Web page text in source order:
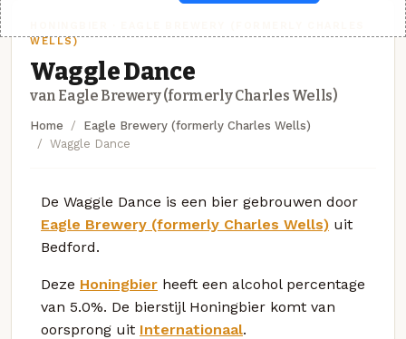
WELLS)
Waggle Dance
van Eagle Brewery (formerly Charles Wells)
Home
Eagle Brewery (formerly Charles Wells)
Waggle Dance
De Waggle Dance is een bier gebrouwen door
Eagle Brewery (formerly Charles Wells) uit
Bedford.
Deze Honingbier heeft een alcohol percentage
van 5.0%. De bierstijl Honingbier komt van
oorsprong uit Internationaal.